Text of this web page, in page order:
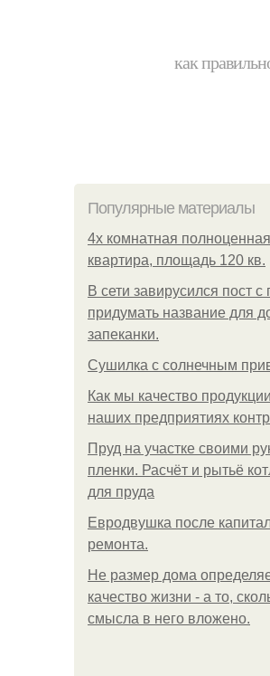
как
Популярные материалы
4x комнатная полноценная
квартира, площадь 120 кв.
В сети завирусился пост с
придумать название для
запеканки.
Сушилка с солнечным
Как мы качество
наших предприятиях
Пруд на участке своими
пленки. Расчёт и рытьё
для пруда
Евродвушка после
ремонта.
Не размер дома
качество жизни - а то,
смысла в него вложено.